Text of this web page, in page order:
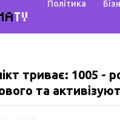
TV
Політика
триває: 1005 -
та